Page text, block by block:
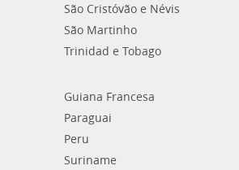
São Cristóvão e Névis
São Martinho
Trinidad e Tobago
Guiana Francesa
Paraguai
Peru
Suriname